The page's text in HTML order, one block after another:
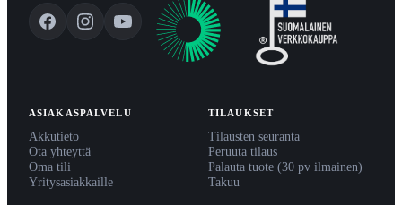
ASIAKASPALVELU
Akkutieto
Ota yhteyttä
Oma tili
Yritysasiakkaille
TILAUKSET
Tilausten seuranta
Peruuta tilaus
Palauta tuote (30 pv ilmainen)
Takuu